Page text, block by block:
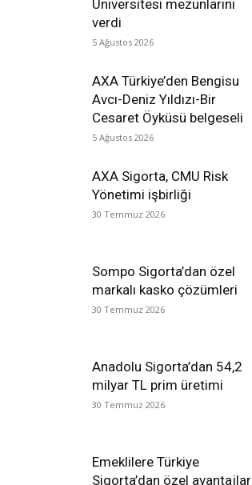
Üniversitesi mezunlarını
verdi
5 Ağustos 2026
AXA Türkiye’den Bengisu
Avcı-Deniz Yıldızı-Bir
Cesaret Öyküsü belgeseli
5 Ağustos 2026
AXA Sigorta, CMU Risk
Yönetimi işbirliği
30 Temmuz 2026
Sompo Sigorta’dan özel
markalı kasko çözümleri
30 Temmuz 2026
Anadolu Sigorta’dan 54,2
milyar TL prim üretimi
30 Temmuz 2026
Emeklilere Türkiye
Sigorta’dan özel avantajlar